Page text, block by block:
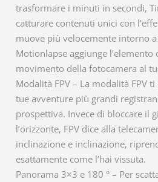
trasformare i minuti in secondi,
catturare contenuti unici con
muove più velocemente intorno
Motionlapse aggiunge l’elemento
movimento della fotocamera al
Modalità FPV – La modalità FPV
tue avventure più grandi
prospettiva. Invece di bloccare il
l’orizzonte, FPV dice alla
inclinazione e inclinazione,
esattamente come l’hai vissuta.
Panorama 3×3 e 180 ° – Per